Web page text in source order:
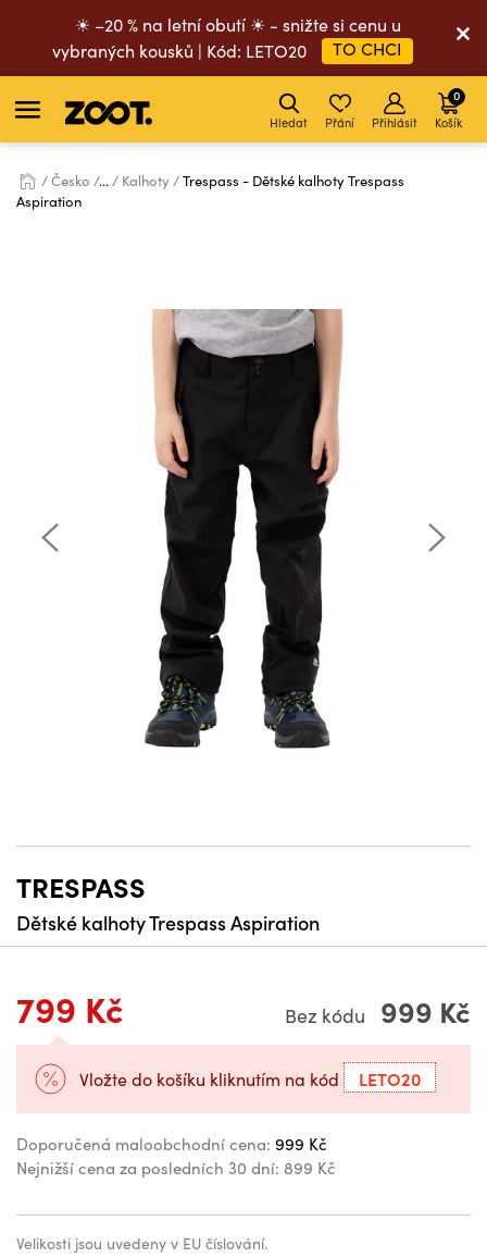
☀ –20 % na letní obutí ☀ - snižte si cenu u
vybraných kousků | Kód: LETO20
TO CHCI
Hledat Přání Přihlásit Košík
0
Česko ... Kalhoty
Trespass - Dětské kalhoty Trespass
Aspiration
TRESPASS
Dětské kalhoty Trespass Aspiration
799 Kč Bez kódu 999 Kč
Vložte do košíku kliknutím na kód LETO20
Doporučená maloobchodní cena: 999 Kč
Nejnižší cena za posledních 30 dní: 899 Kč
Velikosti jsou uvedeny v EU číslování.